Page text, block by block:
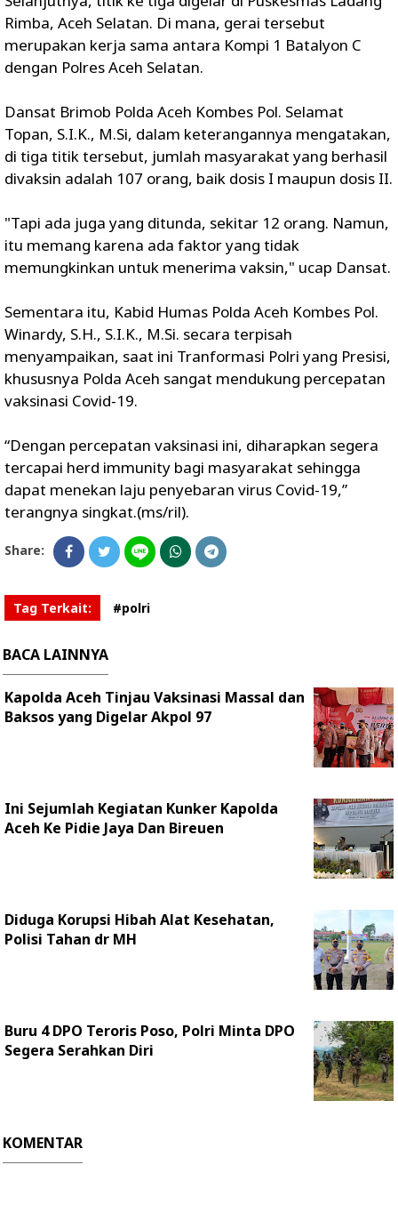
Rimba, Aceh Selatan. Di mana, gerai tersebut
merupakan kerja sama antara Kompi 1 Batalyon C
dengan Polres Aceh Selatan.
Dansat Brimob Polda Aceh Kombes Pol. Selamat
Topan, S.I.K., M.Si, dalam keterangannya mengatakan,
di tiga titik tersebut, jumlah masyarakat yang berhasil
divaksin adalah 107 orang, baik dosis I maupun dosis II.
"Tapi ada juga yang ditunda, sekitar 12 orang. Namun,
itu memang karena ada faktor yang tidak
memungkinkan untuk menerima vaksin," ucap Dansat.
Sementara itu, Kabid Humas Polda Aceh Kombes Pol.
Winardy, S.H., S.I.K., M.Si. secara terpisah
menyampaikan, saat ini Tranformasi Polri yang Presisi,
khususnya Polda Aceh sangat mendukung percepatan
vaksinasi Covid-19.
“Dengan percepatan vaksinasi ini, diharapkan segera
tercapai herd immunity bagi masyarakat sehingga
dapat menekan laju penyebaran virus Covid-19,”
terangnya singkat.(ms/ril).
Share:
Tag Terkait: #polri
BACA LAINNYA
Kapolda Aceh Tinjau Vaksinasi Massal dan
Baksos yang Digelar Akpol 97
Ini Sejumlah Kegiatan Kunker Kapolda
Aceh Ke Pidie Jaya Dan Bireuen
Diduga Korupsi Hibah Alat Kesehatan,
Polisi Tahan dr MH
Buru 4 DPO Teroris Poso, Polri Minta DPO
Segera Serahkan Diri
KOMENTAR